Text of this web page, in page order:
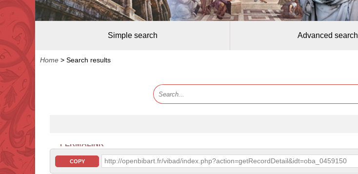
Simple search Advanced search
Home > Search results
PERMALINK
COPY http://openbibart.fr/vibad/index.php?action=getRecordDetail&idt=oba_0459150